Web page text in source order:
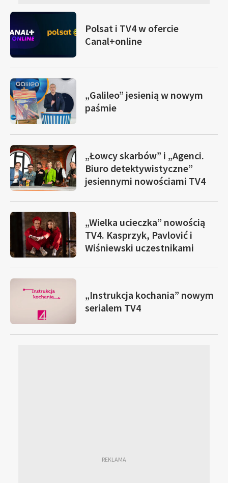
Polsat i TV4 w ofercie
Canal+online
„Galileo” jesienią w nowym
paśmie
„Łowcy skarbów” i „Agenci.
Biuro detektywistyczne”
jesiennymi nowościami TV4
„Wielka ucieczka” nowością
TV4. Kasprzyk, Pavlović i
Wiśniewski uczestnikami
„Instrukcja kochania” nowym
serialem TV4